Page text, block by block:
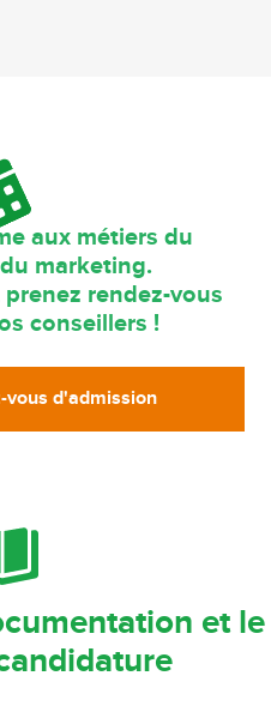
aux métiers du
marketing.
rendez-vous
conseillers !
vous d'admission
et le